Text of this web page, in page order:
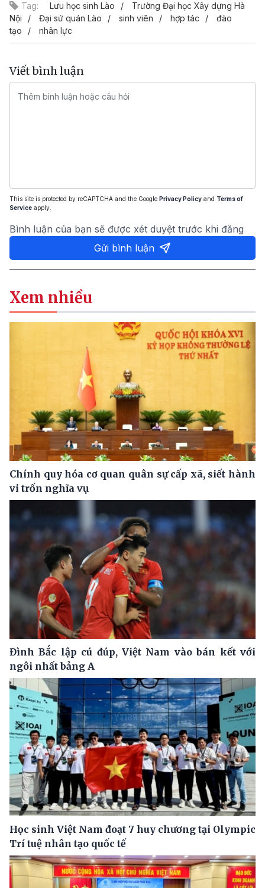
Tag: Lưu học sinh Lào
Trường Đại học Xây dựng Hà
Nội
Đại sứ quán Lào sinh viên hợp tác
đào
tạo
nhân lực
Viết bình luận
This site is protected by reCAPTCHA and the Google Privacy Policy and Terms of
Service apply.
Bình luận của bạn sẽ được xét duyệt trước khi đăng
Gửi bình luận
Xem nhiều
Chính quy hóa cơ quan quân sự cấp xã, siết hành
vi trốn nghĩa vụ
Đình Bắc lập cú đúp, Việt Nam vào bán kết với
ngôi nhất bảng A
Học sinh Việt Nam đoạt 7 huy chương tại Olympic
Trí tuệ nhân tạo quốc tế